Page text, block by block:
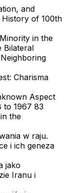
and
History of 100th
in the
Bilateral
Charisma
Aspect
to 1967 83
the
w raju.
i ich geneza
jako
Iranu i